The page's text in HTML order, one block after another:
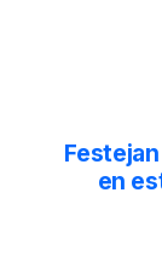
en